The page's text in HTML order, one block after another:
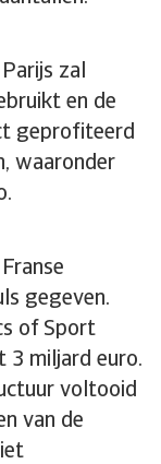
zal
en de
geprofiteerd
waaronder
gegeven.
of Sport
3 miljard euro.
voltooid
van de